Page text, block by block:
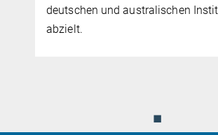
deutschen und australischen
abzielt.
◼